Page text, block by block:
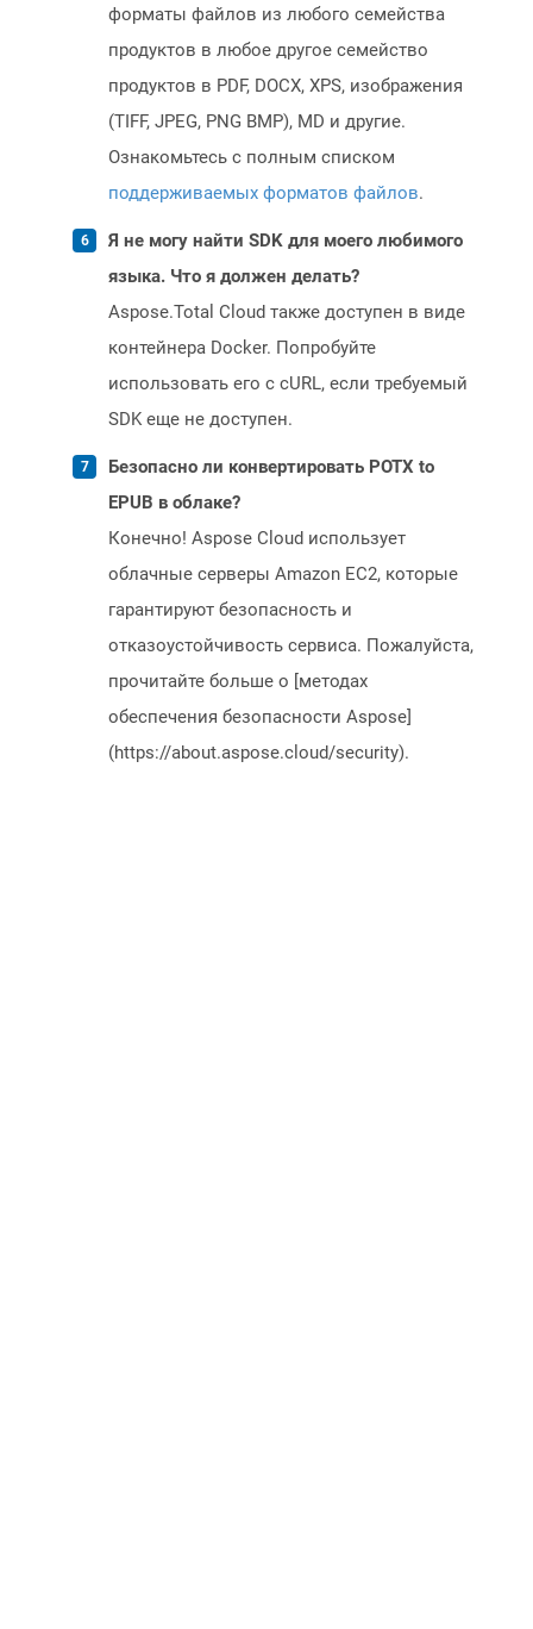
форматы файлов из любого семейства
продуктов в любое другое семейство
продуктов в PDF, DOCX, XPS, изображения
(TIFF, JPEG, PNG BMP), MD и другие.
Ознакомьтесь с полным списком
поддерживаемых форматов файлов.
Я не могу найти SDK для моего любимого
языка. Что я должен делать?
Aspose.Total Cloud также доступен в виде
контейнера Docker. Попробуйте
использовать его с cURL, если требуемый
SDK еще не доступен.
Безопасно ли конвертировать POTX to
EPUB в облаке?
Конечно! Aspose Cloud использует
облачные серверы Amazon EC2, которые
гарантируют безопасность и
отказоустойчивость сервиса. Пожалуйста,
прочитайте больше о [методах
обеспечения безопасности Aspose]
(https://about.aspose.cloud/security).